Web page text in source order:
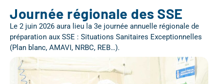
Journée régionale des SSE
Le 2 juin 2026 aura lieu la 3e journée annuelle régionale de
préparation aux SSE : Situations Sanitaires Exceptionnelles
(Plan blanc, AMAVI, NRBC, REB…).